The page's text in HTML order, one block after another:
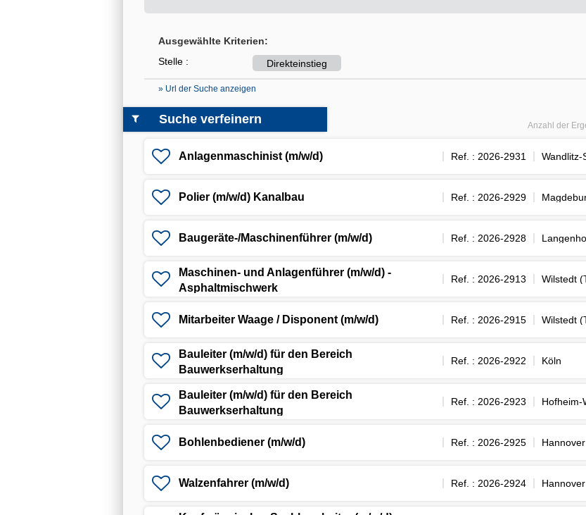
Ausgewählte Kriterien:
Stelle :
Direkteinstieg
» Url der Suche anzeigen
Anzahl der
Anlagenmaschinist (m/w/d) Ref. : 2026-2931 Wandlitz-
Polier (m/w/d) Kanalbau Ref. : 2026-2929
Baugeräte-/Maschinenführer (m/w/d) Ref. : 2026-2928
Maschinen- und Anlagenführer (m/w/d) -
Asphaltmischwerk
Ref. : 2026-2913 Wilstedt
Mitarbeiter Waage / Disponent (m/w/d) Ref. : 2026-2915 Wilstedt
Bauleiter (m/w/d) für den Bereich
Bauwerkserhaltung
Ref. : 2026-2922 Köln
Bauleiter (m/w/d) für den Bereich
Bauwerkserhaltung
Ref. : 2026-2923 Hofheim-
Bohlenbediener (m/w/d) Ref. : 2026-2925 Hannover
Walzenfahrer (m/w/d) Ref. : 2026-2924 Hannover
Suche verfeinern